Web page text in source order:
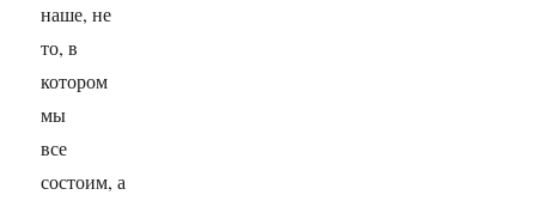
наше, не
то, в
котором
мы
все
состоим, а